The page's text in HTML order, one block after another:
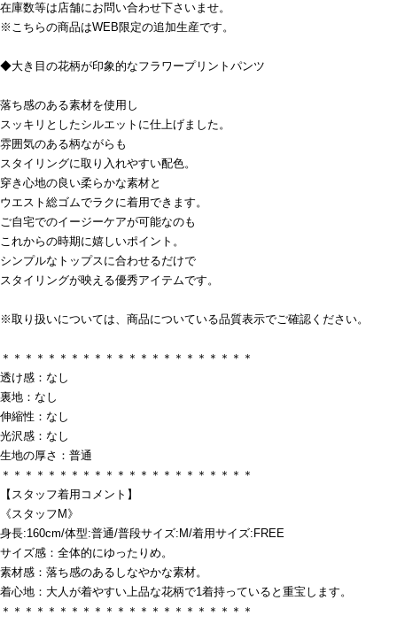
在庫数等は店舗にお問い合わせ下さいませ。
※こちらの商品はWEB限定の追加生産です。
◆大き目の花柄が印象的なフラワープリントパンツ
落ち感のある素材を使用し
スッキリとしたシルエットに仕上げました。
雰囲気のある柄ながらも
スタイリングに取り入れやすい配色。
穿き心地の良い柔らかな素材と
ウエスト総ゴムでラクに着用できます。
ご自宅でのイージーケアが可能なのも
これからの時期に嬉しいポイント。
シンプルなトップスに合わせるだけで
スタイリングが映える優秀アイテムです。
※取り扱いについては、商品についている品質表示でご確認ください。
＊＊＊＊＊＊＊＊＊＊＊＊＊＊＊＊＊＊＊＊＊＊
透け感：なし
裏地：なし
伸縮性：なし
光沢感：なし
生地の厚さ：普通
＊＊＊＊＊＊＊＊＊＊＊＊＊＊＊＊＊＊＊＊＊＊
【スタッフ着用コメント】
《スタッフM》
身長:160cm/体型:普通/普段サイズ:M/着用サイズ:FREE
サイズ感：全体的にゆったりめ。
素材感：落ち感のあるしなやかな素材。
着心地：大人が着やすい上品な花柄で1着持っていると重宝します。
＊＊＊＊＊＊＊＊＊＊＊＊＊＊＊＊＊＊＊＊＊＊